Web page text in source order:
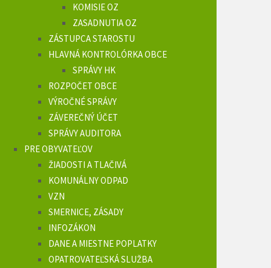
KOMISIE OZ
ZASADNUTIA OZ
ZÁSTUPCA STAROSTU
HLAVNÁ KONTROLÓRKA OBCE
SPRÁVY HK
ROZPOČET OBCE
VÝROČNÉ SPRÁVY
ZÁVEREČNÝ ÚČET
SPRÁVY AUDITORA
PRE OBYVATEĽOV
ŽIADOSTI A TLAČIVÁ
KOMUNÁLNY ODPAD
VZN
SMERNICE, ZÁSADY
INFOZÁKON
DANE A MIESTNE POPLATKY
OPATROVATEĽSKÁ SLUŽBA